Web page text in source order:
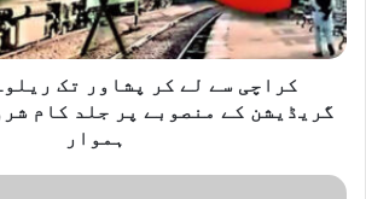
ے
ل
ے
ا
کراچی سے لے کر پشاور تک
گریڈیشن کے منصوبے پر جلد کام
ہموار
ب